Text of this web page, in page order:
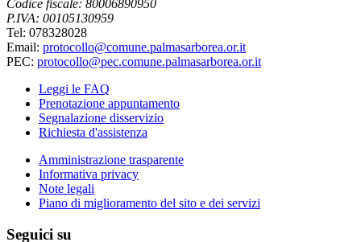
Codice fiscale: 80006890950
P.IVA: 00105130959
Tel: 078328028
Email: protocollo@comune.palmasarborea.or.it
PEC: protocollo@pec.comune.palmasarborea.or.it
Leggi le FAQ
Prenotazione appuntamento
Segnalazione disservizio
Richiesta d'assistenza
Amministrazione trasparente
Informativa privacy
Note legali
Piano di miglioramento del sito e dei servizi
Seguici su